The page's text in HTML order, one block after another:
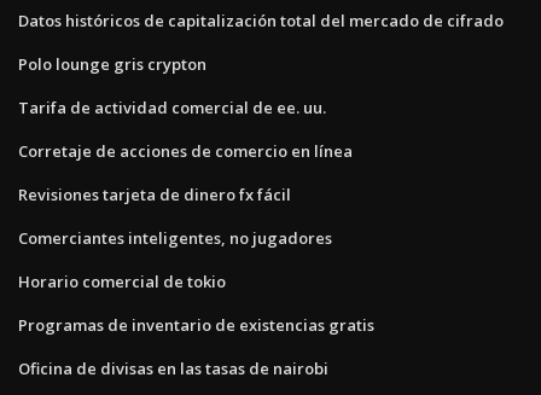
Datos históricos de capitalización total del mercado de cifrado
Polo lounge gris crypton
Tarifa de actividad comercial de ee. uu.
Corretaje de acciones de comercio en línea
Revisiones tarjeta de dinero fx fácil
Comerciantes inteligentes, no jugadores
Horario comercial de tokio
Programas de inventario de existencias gratis
Oficina de divisas en las tasas de nairobi